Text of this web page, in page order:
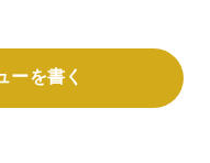
ーを書く